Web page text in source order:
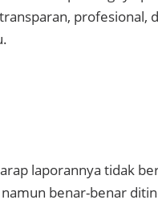
profesional,
laporannya tidak
benar-benar